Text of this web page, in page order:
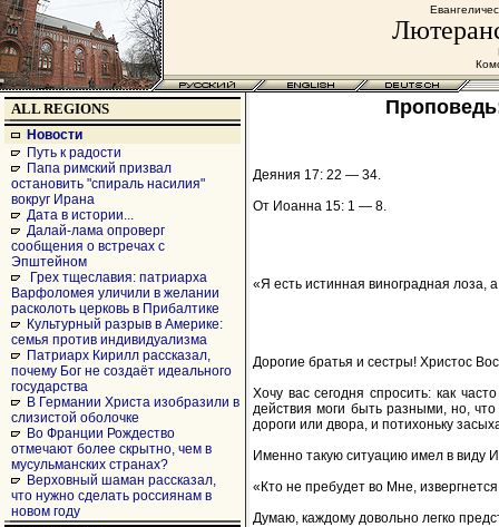
ALL REGIONS
Новости
Путь к радости
Папа римский призвал
остановить "спираль насилия"
вокруг Ирана
Дата в истории...
Далай-лама опроверг
сообщения о встречах с
Эпштейном
Грех тщеславия: патриарха
Варфоломея уличили в желании
расколоть церковь в Прибалтике
Культурный разрыв в Америке:
семья против индивидуализма
Патриарх Кирилл рассказал,
почему Бог не создаёт идеального
государства
В Германии Христа изобразили в
слизистой оболочке
Во Франции Рождество
отмечают более скрытно, чем в
мусульманских странах?
Верховный шаман рассказал,
что нужно сделать россиянам в
новом году
Деяния 17: 22 — 34.
От Иоанна 15: 1 — 8.
«Я есть истинная виноградная лоза,
Дорогие братья и сестры! Христос
Хочу вас сегодня спросить: как
действия моги быть разными, но,
дороги или двора, и потихоньку
Именно такую ситуацию имел в виду
«Кто не пребудет во Мне, извергнется
Думаю, каждому довольно легко